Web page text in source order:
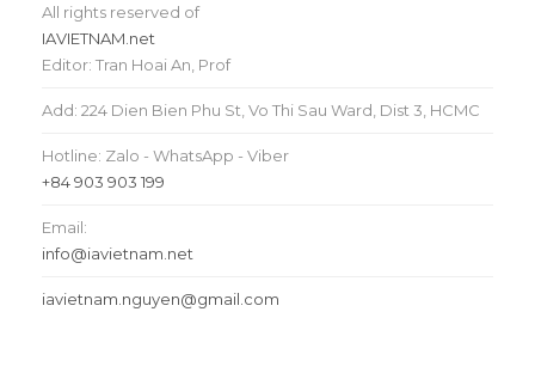
All rights reserved of
IAVIETNAM.net
Editor: Tran Hoai An, Prof
Add: 224 Dien Bien Phu St, Vo Thi Sau Ward, Dist 3, HCMC
Hotline: Zalo - WhatsApp - Viber
+84 903 903 199
Email:
info@iavietnam.net
iavietnam.nguyen@gmail.com